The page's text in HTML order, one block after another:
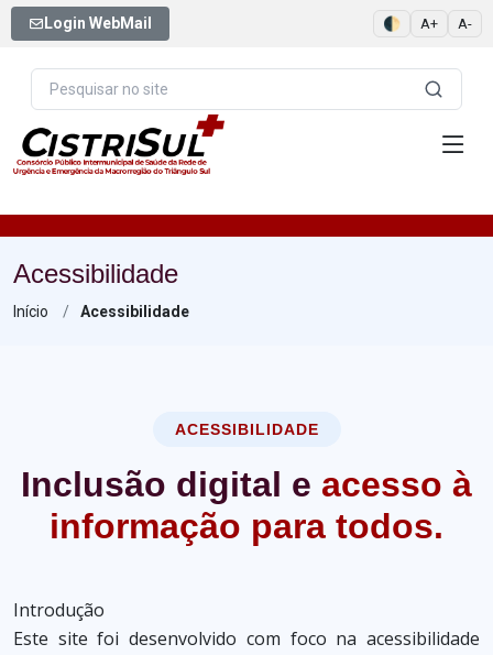
Login WebMail 🌓 A+ A-
Acessibilidade
Início Acessibilidade
ACESSIBILIDADE
Inclusão digital e acesso à
informação para todos.
Introdução
Este site foi desenvolvido com foco na acessibilidade